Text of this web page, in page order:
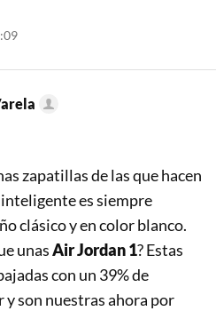
zapatillas de las que hacen
es siempre
clásico y en color blanco.
unasAir Jordan 1? Estas
con un 39% de
y son nuestras ahora por